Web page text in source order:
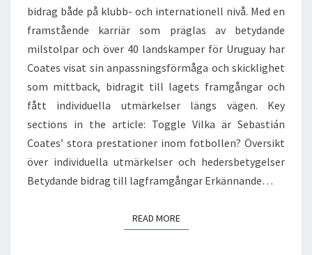
bidrag både på klubb- och internationell nivå. Med en
framstående karriär som präglas av betydande
milstolpar och över 40 landskamper för Uruguay har
Coates visat sin anpassningsförmåga och skicklighet
som mittback, bidragit till lagets framgångar och
fått individuella utmärkelser längs vägen. Key
sections in the article: Toggle Vilka är Sebastián
Coates’ stora prestationer inom fotbollen? Översikt
över individuella utmärkelser och hedersbetygelser
Betydande bidrag till lagframgångar Erkännande…
READ MOREREAD MORE